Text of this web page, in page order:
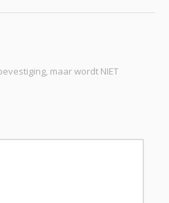
maar wordt NIET